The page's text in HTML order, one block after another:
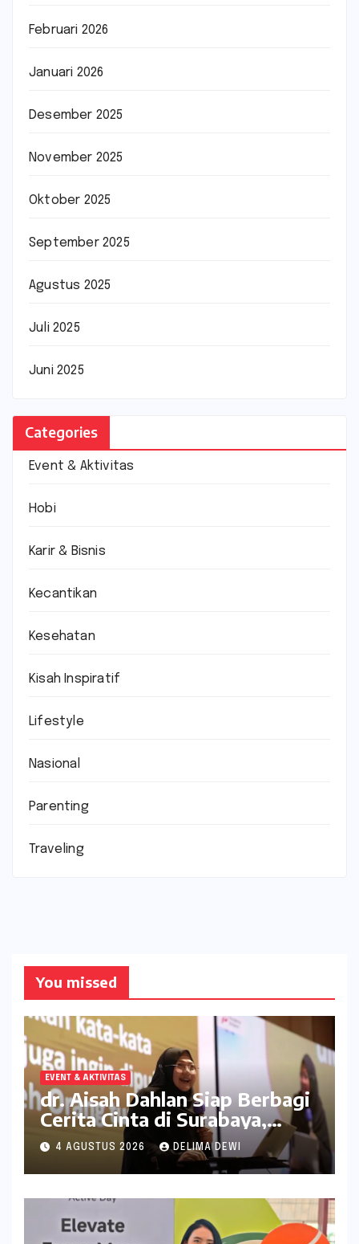
Februari 2026
Januari 2026
Desember 2025
November 2025
Oktober 2025
September 2025
Agustus 2025
Juli 2025
Juni 2025
Categories
Event & Aktivitas
Hobi
Karir & Bisnis
Kecantikan
Kesehatan
Kisah Inspiratif
Lifestyle
Nasional
Parenting
Traveling
You missed
EVENT & AKTIVITAS
dr. Aisah Dahlan Siap Berbagi
Cerita Cinta di Surabaya,
Catat Tanggalnya
4 AGUSTUS 2026 DELIMA DEWI